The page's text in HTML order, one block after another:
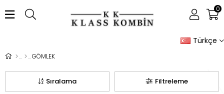
Türkçe
0
GÖMLEK
Filtreleme
Sıralama